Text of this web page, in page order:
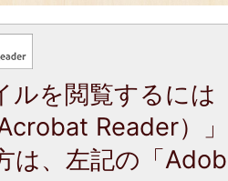
ルを閲覧するには
Reader）
は、左記の「